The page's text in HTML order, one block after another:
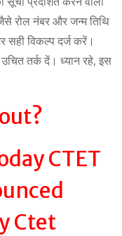
रोल नंबर और जन्म तिथि
विकल्प दर्ज करें।
तर्क दें। ध्यान रहे, इस
CTET
Ctet